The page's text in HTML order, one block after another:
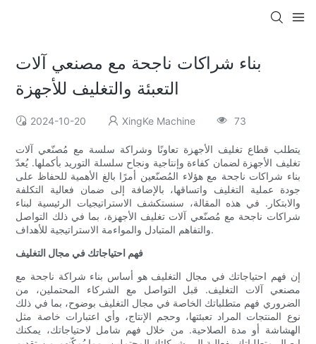
بناء شراكات ناجحة مع مصنعي آلات
التعبئة والتغليف للأجهزة
2024-10-20 XingKe Machine 73
يتطلب قطاع تغليف الأجهزة تعاونًا وشراكة سلسة مع مُصنّعي آلات
تغليف الأجهزة لضمان كفاءة وإنتاجية ونجاح سلسلة التوريد بأكملها. يُعدّ
بناء شراكات ناجحة مع هؤلاء المُصنّعين أمرًا بالغ الأهمية للحفاظ على
جودة عملية التغليف واتساقها، بالإضافة إلى ضمان فعالية التكلفة
والابتكار. في هذه المقالة، سنستكشف الاستراتيجيات الرئيسية لبناء
شراكات ناجحة مع مُصنّعي آلات تغليف الأجهزة، بما في ذلك التواصل
والتفاهم المتبادل والمواءمة الاستراتيجية للأهداف.
فهم احتياجاتك في مجال التغليف
إن فهم احتياجاتك في مجال التغليف هو أساس بناء شراكة ناجحة مع
مصنعي آلات التغليف. قبل التواصل مع الشركاء المحتملين، من
الضروري فهم متطلباتك الخاصة في مجال التغليف بوضوح، بما في ذلك
نوع المنتجات المراد تعبئتها، وحجم الإنتاج، وأي اعتبارات خاصة مثل
الهشاشة أو مدة الصلاحية. من خلال فهم شامل لاحتياجاتك، يمكنك